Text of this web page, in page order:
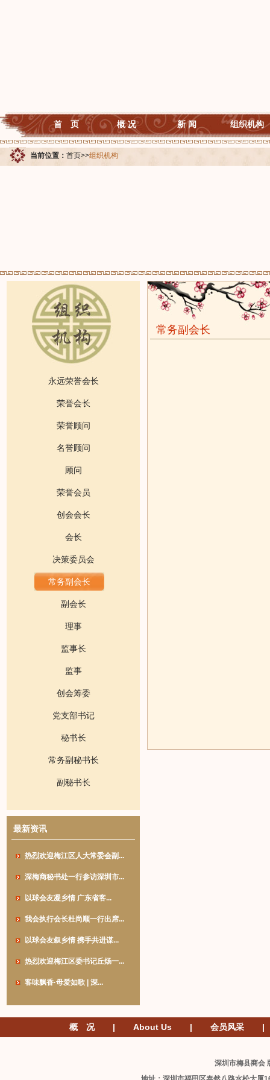
首 页 概 况 新 闻 组织机构
当前位置： 首页>>组织机构
永远荣誉会长
荣誉会长
荣誉顾问
名誉顾问
顾问
荣誉会员
创会会长
会长
决策委员会
常务副会长
副会长
理事
监事长
监事
创会筹委
党支部书记
秘书长
常务副秘书长
副秘书长
最新资讯
热烈欢迎梅江区人大常委会副...
深梅商秘书处一行参访深圳市...
以球会友凝乡情 广东省客...
我会执行会长杜尚顺一行出席...
以球会友叙乡情 携手共进谋...
热烈欢迎梅江区委书记丘炀一...
客味飘香·母爱如歌 | 深...
常务副会长
概 况 | About Us | 会员风采 |
深圳市梅县商